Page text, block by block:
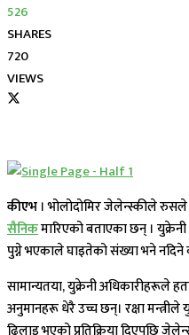
526
SHARES
720
VIEWS
कीएभ । भोलोदोमिर जेलेन्स्कीले
सैनिकमारिएको बताएका छन् ।
पुग्ने भएकाले घाइतेको संख्या भने नदिने
सामान्यतया, युक्रेनी अधिकारीहरूले
अनुमानहरू धेरै उच्च छन्। रक्षा